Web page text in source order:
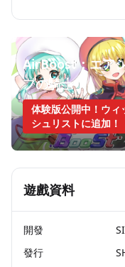
AirBoost：エア
プの騎士
体験版公開中！ウィ
シュリストに追加！
遊戲資料
開發
發行